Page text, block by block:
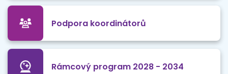
Podpora koordinátorů
Rámcový program 2028 - 2034